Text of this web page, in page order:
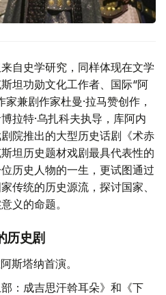
自史学研究，同样体现在文学
坦功勋文化工作者、国际“阿
兼剧作家杜曼·拉马赞创作，
拉特·乌扎科夫执导，库阿内
院推出的大型历史话剧《术赤
坦历史题材戏剧最具代表性的
历史人物的一生，更试图通过
传统的历史源流，探讨国家、
义的命题。
历史剧
斯塔纳首演。
：成吉思汗斡耳朵》和《下